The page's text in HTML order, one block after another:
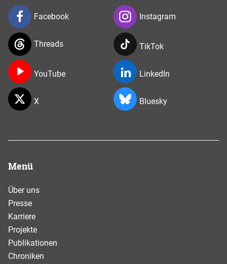
Facebook Instagram
Threads TikTok
YouTube LinkedIn
X Bluesky
Menü
Über uns
Presse
Karriere
Projekte
Publikationen
Chroniken